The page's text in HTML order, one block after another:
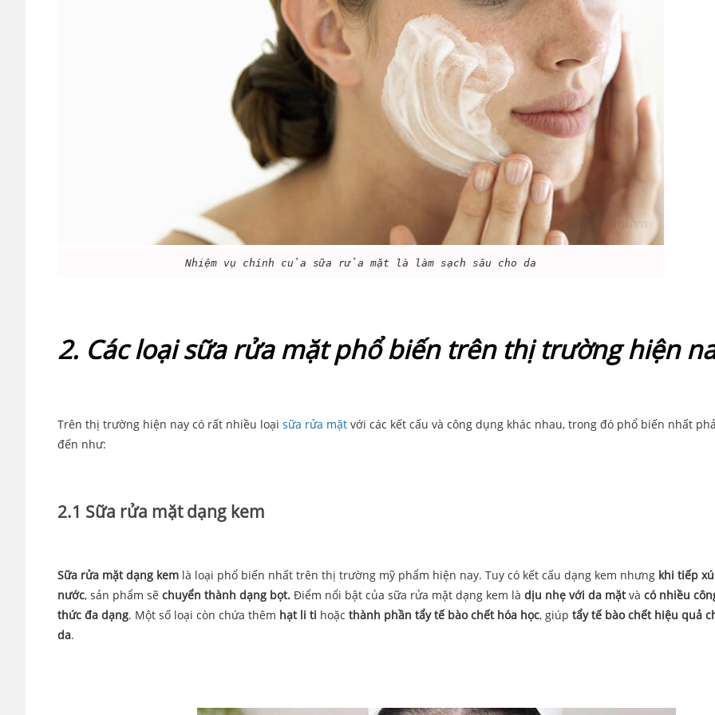
Nhiệm vụ chính của sữa rửa mặt là làm sạch sâu cho da
2. Các loại sữa rửa mặt phổ biến trên thị trường hiện
Trên thị trường hiện nay có rất nhiều loại sữa rửa mặt với các kết cấu và công dụng khác nhau, trong đó phổ biến nhất
đến như:
2.1 Sữa rửa mặt dạng kem
Sữa rửa mặt dạng kem là loại phổ biến nhất trên thị trường mỹ phẩm hiện nay. Tuy có kết cấu dạng kem nhưng khi tiếp
nước, sản phẩm sẽ chuyển thành dạng bọt. Điểm nổi bật của sữa rửa mặt dạng kem là dịu nhẹ với da mặtvà có nhiều
thức đa dạng. Một số loại còn chứa thêm hạt li ti hoặc thành phần tẩy tế bào chết hóa học, giúp tẩy tế bào chết hiệu quả
da.